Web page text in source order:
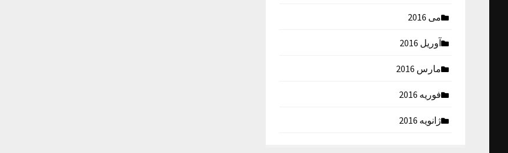
می 2016
آوریل 2016
مارس 2016
فوریه 2016
ژانویه 2016